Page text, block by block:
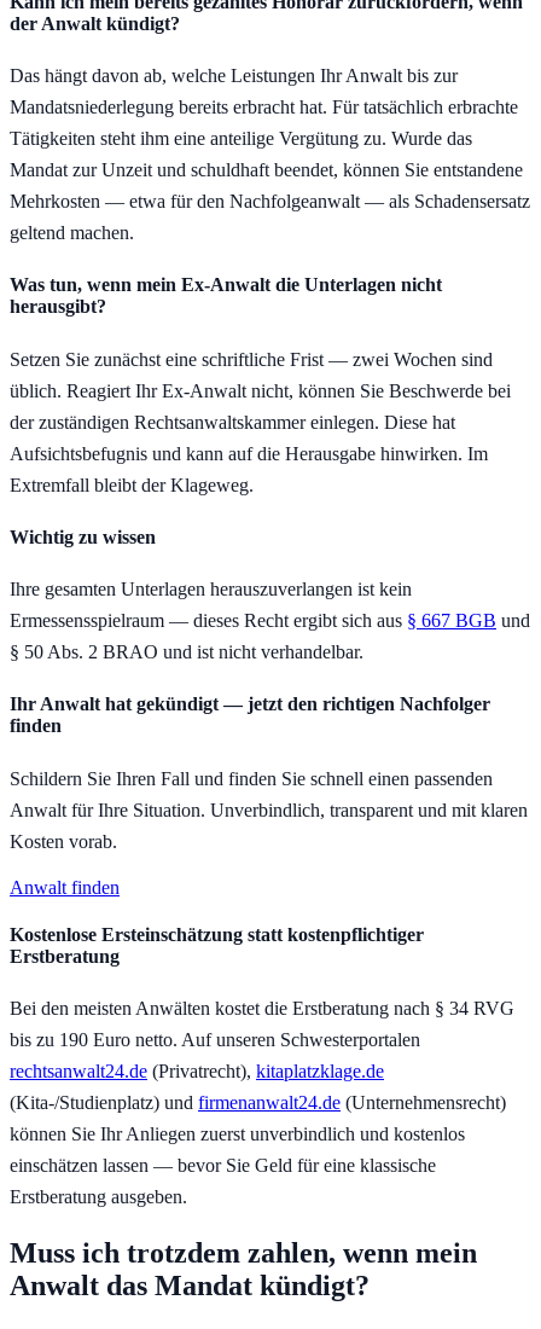
der Anwalt kündigt?
Das hängt davon ab, welche Leistungen Ihr Anwalt bis zur
Mandatsniederlegung bereits erbracht hat. Für tatsächlich erbrachte
Tätigkeiten steht ihm eine anteilige Vergütung zu. Wurde das
Mandat zur Unzeit und schuldhaft beendet, können Sie entstandene
Mehrkosten — etwa für den Nachfolgeanwalt — als Schadensersatz
geltend machen.
Was tun, wenn mein Ex-Anwalt die Unterlagen nicht
herausgibt?
Setzen Sie zunächst eine schriftliche Frist — zwei Wochen sind
üblich. Reagiert Ihr Ex-Anwalt nicht, können Sie Beschwerde bei
der zuständigen Rechtsanwaltskammer einlegen. Diese hat
Aufsichtsbefugnis und kann auf die Herausgabe hinwirken. Im
Extremfall bleibt der Klageweg.
Wichtig zu wissen
Ihre gesamten Unterlagen herauszuverlangen ist kein
Ermessensspielraum — dieses Recht ergibt sich aus § 667 BGB und
§ 50 Abs. 2 BRAO und ist nicht verhandelbar.
Ihr Anwalt hat gekündigt — jetzt den richtigen Nachfolger
finden
Schildern Sie Ihren Fall und finden Sie schnell einen passenden
Anwalt für Ihre Situation. Unverbindlich, transparent und mit klaren
Kosten vorab.
Anwalt finden
Kostenlose Ersteinschätzung statt kostenpflichtiger
Erstberatung
Bei den meisten Anwälten kostet die Erstberatung nach § 34 RVG
bis zu 190 Euro netto. Auf unseren Schwesterportalen
rechtsanwalt24.de (Privatrecht), kitaplatzklage.de
(Kita-/Studienplatz) und firmenanwalt24.de (Unternehmensrecht)
können Sie Ihr Anliegen zuerst unverbindlich und kostenlos
einschätzen lassen — bevor Sie Geld für eine klassische
Erstberatung ausgeben.
Muss ich trotzdem zahlen, wenn mein
Anwalt das Mandat kündigt?